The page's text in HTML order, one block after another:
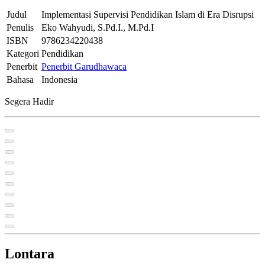
Judul
Implementasi Supervisi Pendidikan Islam di Era Disrupsi
Penulis
Eko Wahyudi, S.Pd.I., M.Pd.I
ISBN
9786234220438
Kategori Pendidikan
Penerbit Penerbit Garudhawaca
Bahasa
Indonesia
Segera Hadir
Lontara